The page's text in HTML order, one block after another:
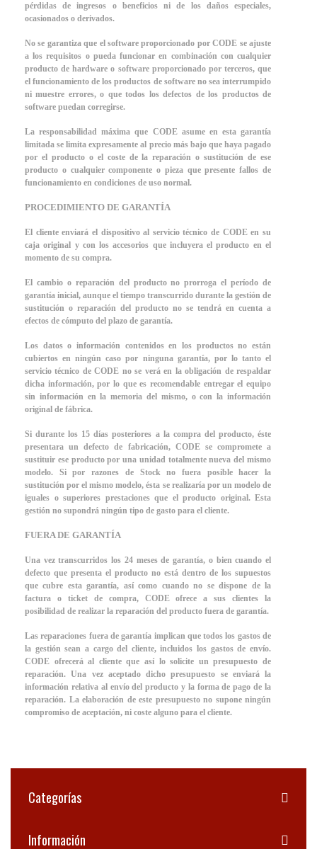
pérdidas de ingresos o beneficios ni de los daños especiales,
ocasionados o derivados.
No se garantiza que el software proporcionado por CODE se ajuste
a los requisitos o pueda funcionar en combinación con cualquier
producto de hardware o software proporcionado por terceros, que
el funcionamiento de los productos de software no sea interrumpido
ni muestre errores, o que todos los defectos de los productos de
software puedan corregirse.
La responsabilidad máxima que CODE asume en esta garantía
limitada se limita expresamente al precio más bajo que haya pagado
por el producto o el coste de la reparación o sustitución de ese
producto o cualquier componente o pieza que presente fallos de
funcionamiento en condiciones de uso normal.
PROCEDIMIENTO DE GARANTÍA
El cliente enviará el dispositivo al servicio técnico de CODE en su
caja original y con los accesorios que incluyera el producto en el
momento de su compra.
El cambio o reparación del producto no prorroga el período de
garantía inicial, aunque el tiempo transcurrido durante la gestión de
sustitución o reparación del producto no se tendrá en cuenta a
efectos de cómputo del plazo de garantía.
Los datos o información contenidos en los productos no están
cubiertos en ningún caso por ninguna garantía, por lo tanto el
servicio técnico de CODE no se verá en la obligación de respaldar
dicha información, por lo que es recomendable entregar el equipo
sin información en la memoria del mismo, o con la información
original de fábrica.
Si durante los 15 días posteriores a la compra del producto, éste
presentara un defecto de fabricación, CODE se compromete a
sustituir ese producto por una unidad totalmente nueva del mismo
modelo. Si por razones de Stock no fuera posible hacer la
sustitución por el mismo modelo, ésta se realizaría por un modelo de
iguales o superiores prestaciones que el producto original. Esta
gestión no supondrá ningún tipo de gasto para el cliente.
FUERA DE GARANTÍA
Una vez transcurridos los 24 meses de garantía, o bien cuando el
defecto que presenta el producto no está dentro de los supuestos
que cubre esta garantía, así como cuando no se dispone de la
factura o ticket de compra, CODE ofrece a sus clientes la
posibilidad de realizar la reparación del producto fuera de garantía.
Las reparaciones fuera de garantía implican que todos los gastos de
la gestión sean a cargo del cliente, incluidos los gastos de envío.
CODE ofrecerá al cliente que así lo solicite un presupuesto de
reparación. Una vez aceptado dicho presupuesto se enviará la
información relativa al envío del producto y la forma de pago de la
reparación. La elaboración de este presupuesto no supone ningún
compromiso de aceptación, ni coste alguno para el cliente.
Categorías
Información